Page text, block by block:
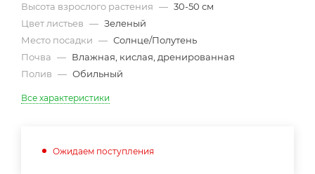
Высота взрослого растения — 30-50 см
Цвет листьев — Зеленый
Место посадки — Солнце/Полутень
Почва — Влажная, кислая, дренированная
Полив — Обильный
Все характеристики
Ожидаем поступления